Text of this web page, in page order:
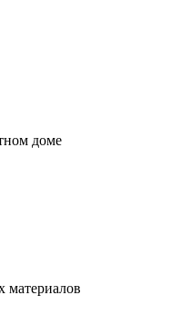
доме
материалов